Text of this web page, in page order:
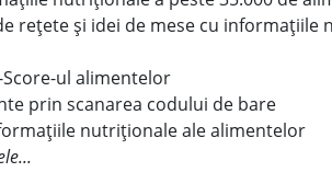
rețete și idei de mese cu informațiile
ul alimentelor
prin scanarea codului de bare
nutriționale ale alimentelor